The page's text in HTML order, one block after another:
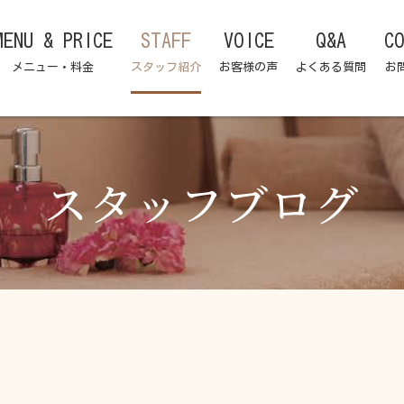
& PRICE
メニュー・料金
STAFF
スタッフ紹介
VOICE
お客様の声
Q&A
よくある質問 お
スタッフブログ